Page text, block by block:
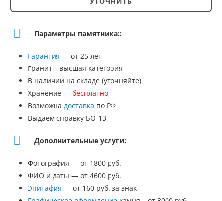
Количество
товара
Памятник
№СС-167
Параметры памятника::
Гарантия — от 25 лет
Гранит – высшая категория
В наличии на складе (уточняйте)
Хранение — бесплатно
Возможна доставка по РФ
Выдаем справку БО-13
Дополнительные услуги:
Фотография — от 1800 руб.
ФИО и даты — от 4600 руб.
Эпитафия — от 160 руб. за знак